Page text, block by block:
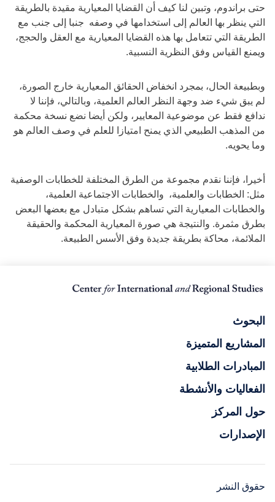
حتى براندوم، وتبين لنا كيف أن القضايا المعيارية مقيدة بالطريقة
التي ينظر بها العالم إلى استخدامها في وصفه جنبا إلى جنب مع
الطريقة التي تتعامل بها هذه القضايا المعيارية مع العقل والحجج،
ويمنع القياس وفق النظرية النسبية.
وبطبيعة الحال، بمجرد انخفاض الحقائق المعيارية خارج الصورة،
لم يبق شيء ضد وجهة النظر العالم العلمية، وبالتالي، فإننا لا
ندافع فقط عن موضوعية المعايير، ولكن أيضا نضع نسخة محكمة
من المذهب الطبيعي الذي يمنح امتيازا للعلم في وصف العالم هو
وما يحويه.
أخيرا، فإننا نقدم مجموعة من الطرق المختلفة للخطابات الوصفية
مثل: الخطابات والعلمية، والخطابات الاجتماعية العلمية،
والخطابات المعيارية التي تساهم بشكل متبادل مع بعضها البعض
بطرق مثمرة. والنتيجة هي صورة المعيارية المحكمة والحقيقة
الملائمة، محاكة بطريقة جديدة وفق الأسس الطبيعة.
البحوث
المشاريع المتميزة
المبادرات الطلابية
الفعاليات والأنشطة
حول المركز
الإصدارات
حقوق النشر